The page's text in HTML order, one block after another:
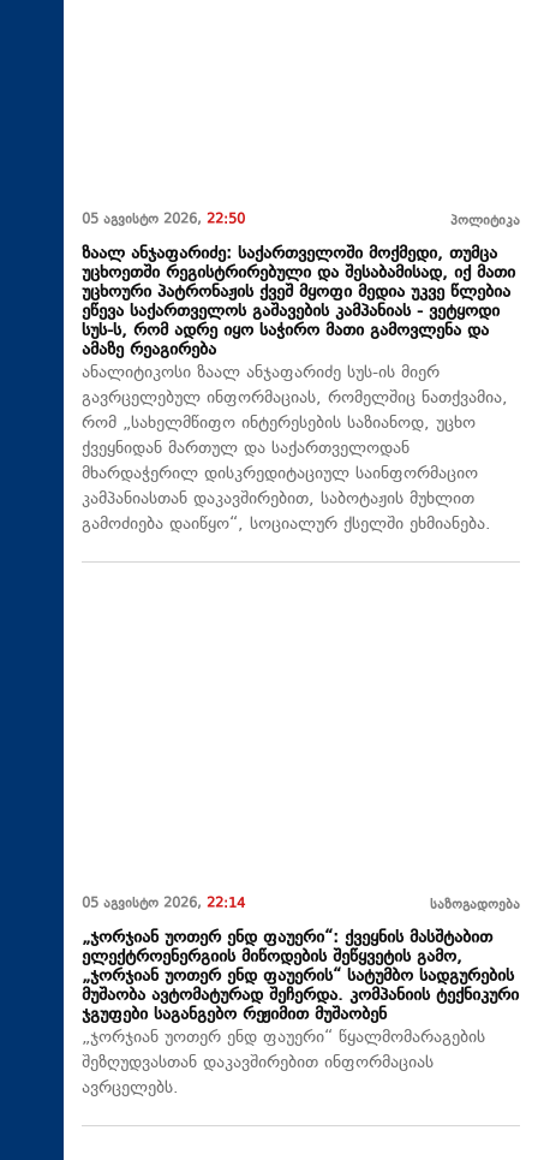
05 აგვისტო 2026, 22:50 პოლიტიკა
ზაალ ანჯაფარიძე: საქართველოში მოქმედი, თუმცა
უცხოეთში რეგისტრირებული და შესაბამისად, იქ მათი
უცხოური პატრონაჟის ქვეშ მყოფი მედია უკვე წლებია
ეწევა საქართველოს გაშავების კამპანიას - ვეტყოდი
სუს-ს, რომ ადრე იყო საჭირო მათი გამოვლენა და
ამაზე რეაგირება
ანალიტიკოსი ზაალ ანჯაფარიძე სუს-ის მიერ
გავრცელებულ ინფორმაციას, რომელშიც ნათქვამია,
რომ „სახელმწიფო ინტერესების საზიანოდ, უცხო
ქვეყნიდან მართულ და საქართველოდან
მხარდაჭერილ დისკრედიტაციულ საინფორმაციო
კამპანიასთან დაკავშირებით, საბოტაჟის მუხლით
გამოძიება დაიწყო“, სოციალურ ქსელში ეხმიანება.
05 აგვისტო 2026, 22:14 საზოგადოება
„ჯორჯიან უოთერ ენდ ფაუერი“: ქვეყნის მასშტაბით
ელექტროენერგიის მიწოდების შეწყვეტის გამო,
„ჯორჯიან უოთერ ენდ ფაუერის“ სატუმბო სადგურების
მუშაობა ავტომატურად შეჩერდა. კომპანიის ტექნიკური
ჯგუფები საგანგებო რეჟიმით მუშაობენ
„ჯორჯიან უოთერ ენდ ფაუერი“ წყალმომარაგების
შეზღუდვასთან დაკავშირებით ინფორმაციას
ავრცელებს.